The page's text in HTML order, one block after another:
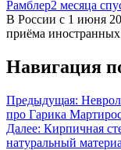
Рамблер2 месяца
В России с 1 июня
приёма иностранных
Навигация
Предыдущая:
про Гарика
Далее: Кирпичная
натуральный